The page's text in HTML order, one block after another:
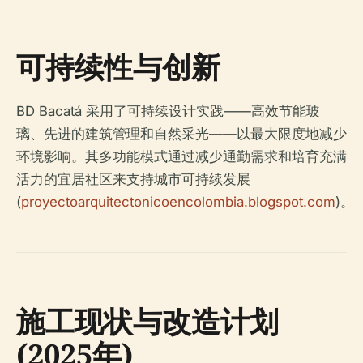
可持续性与创新
BD Bacatá 采用了可持续设计实践——高效节能玻
璃、先进的建筑管理和自然采光——以最大限度地减少
环境影响。其多功能模式通过减少通勤需求和培育充满
活力的宜居社区来支持城市可持续发展
(proyectoarquitectonicoencolombia.blogspot.com)。
施工现状与改造计划
(2025年)